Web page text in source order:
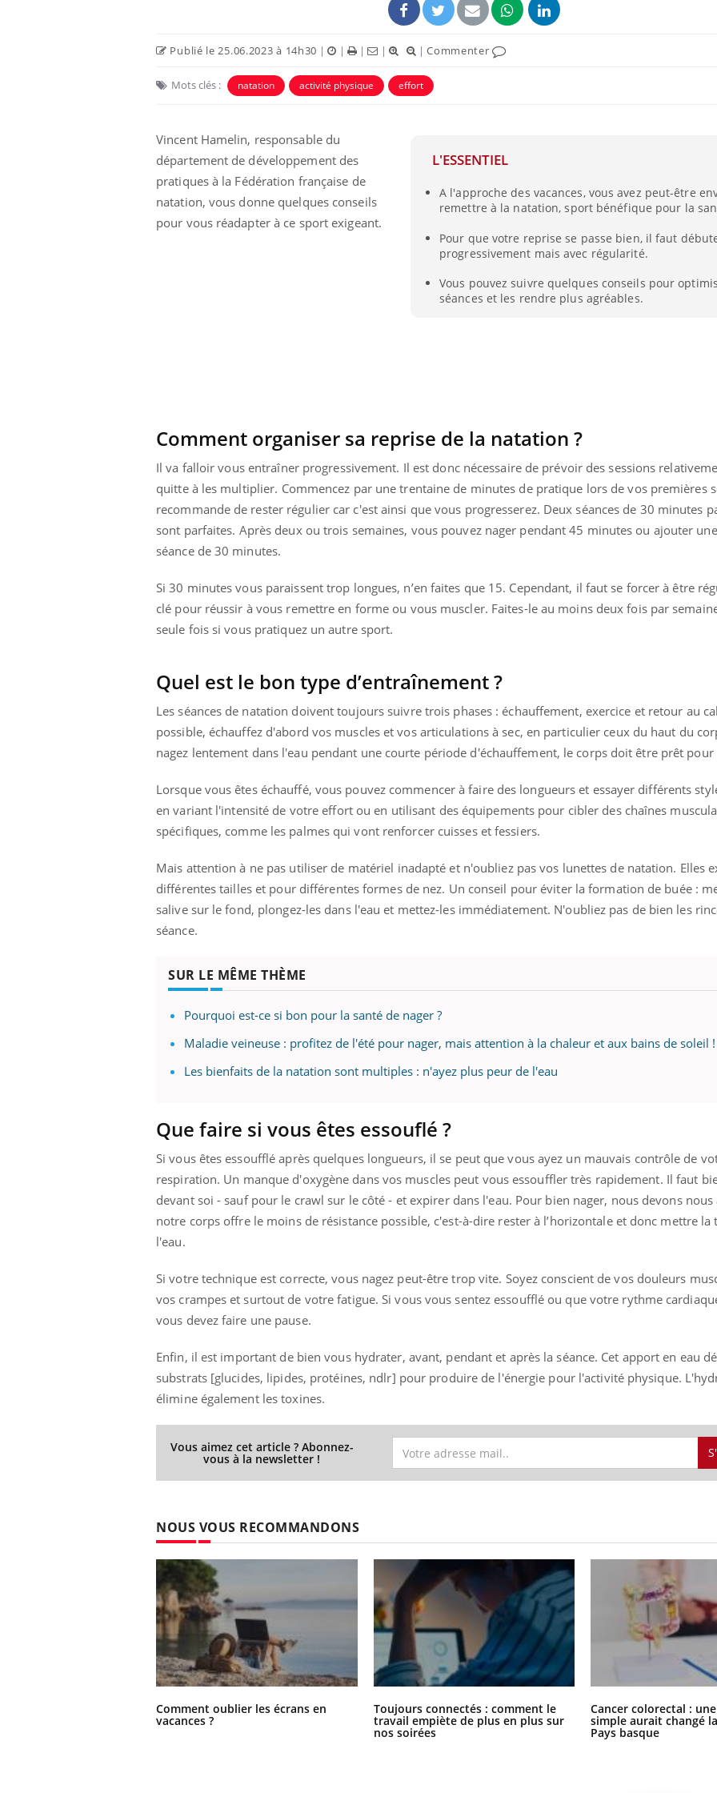
Publié le 25.06.2023 à 14h30 | | | | |Commenter
Mots clés : natation activité physique effort
L'ESSENTIEL
A l'approche des vacances, vous avez peut-être
remettre à la natation, sport bénéfique pour la
Pour que votre reprise se passe bien, il faut
progressivement mais avec régularité.
Vous pouvez suivre quelques conseils pour
séances et les rendre plus agréables.
Vincent Hamelin, responsable du
département de développement des
pratiques à la Fédération française de
natation, vous donne quelques conseils
pour vous réadapter à ce sport exigeant.
Comment organiser sa reprise de la natation ?
Il va falloir vous entraîner progressivement. Il est donc nécessaire de prévoir des sessions
quitte à les multiplier. Commencez par une trentaine de minutes de pratique lors de vos premières
recommande de rester régulier car c'est ainsi que vous progresserez. Deux séances de 30 minutes
sont parfaites. Après deux ou trois semaines, vous pouvez nager pendant 45 minutes ou ajouter
séance de 30 minutes.
Si 30 minutes vous paraissent trop longues, n’en faites que 15. Cependant, il faut se forcer à être
clé pour réussir à vous remettre en forme ou vous muscler. Faites-le au moins deux fois par
seule fois si vous pratiquez un autre sport.
Quel est le bon type d’entraînement ?
Les séances de natation doivent toujours suivre trois phases : échauffement, exercice et retour au
possible, échauffez d'abord vos muscles et vos articulations à sec, en particulier ceux du haut du
nagez lentement dans l'eau pendant une courte période d'échauffement, le corps doit être prêt pour
Lorsque vous êtes échauffé, vous pouvez commencer à faire des longueurs et essayer différents
en variant l'intensité de votre effort ou en utilisant des équipements pour cibler des chaînes
spécifiques, comme les palmes qui vont renforcer cuisses et fessiers.
Mais attention à ne pas utiliser de matériel inadapté et n'oubliez pas vos lunettes de natation. Elles
différentes tailles et pour différentes formes de nez. Un conseil pour éviter la formation de buée :
salive sur le fond, plongez-les dans l'eau et mettez-les immédiatement. N'oubliez pas de bien les
séance.
SUR LE MÊME THÈME
Pourquoi est-ce si bon pour la santé de nager ?
Maladie veineuse : profitez de l'été pour nager, mais attention à la chaleur et aux bains de soleil !
Les bienfaits de la natation sont multiples : n'ayez plus peur de l'eau
Que faire si vous êtes essouflé ?
Si vous êtes essoufflé après quelques longueurs, il se peut que vous ayez un mauvais contrôle de
respiration. Un manque d'oxygène dans vos muscles peut vous essouffler très rapidement. Il faut
devant soi - sauf pour le crawl sur le côté - et expirer dans l'eau. Pour bien nager, nous devons nous
notre corps offre le moins de résistance possible, c'est-à-dire rester à l’horizontale et donc mettre la
l'eau.
Si votre technique est correcte, vous nagez peut-être trop vite. Soyez conscient de vos douleurs
vos crampes et surtout de votre fatigue. Si vous vous sentez essoufflé ou que votre rythme
vous devez faire une pause.
Enfin, il est important de bien vous hydrater, avant, pendant et après la séance. Cet apport en eau
substrats [glucides, lipides, protéines, ndlr] pour produire de l'énergie pour l'activité physique.
élimine également les toxines.
Vous aimez cet article ? Abonnez-
vous à la newsletter !
NOUS VOUS RECOMMANDONS
Comment oublier les écrans en
vacances ?
Toujours connectés : comment le
travail empiète de plus en plus sur
nos soirées
Cancer colorectal :
simple aurait changé
Pays basque
Fatigue, irritabilité, brouillard mental ou
même alopécie… Les symptômes de la
En 2026, l'insuline dans le diabète de type 2
reste entourée d'idées reçues chez les
patients comme parfois chez les soignants.
rythme de vie ! Vacances,
sont ...